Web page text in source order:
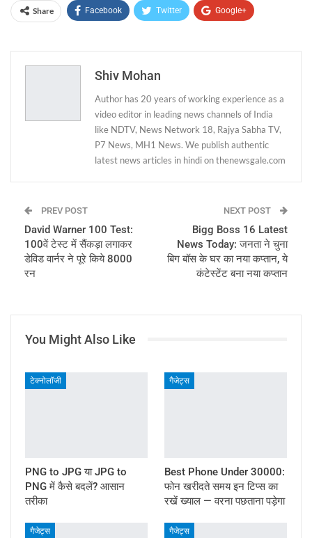
Share Facebook Twitter Google+
Email
Shiv Mohan
Author has 20 years of working experience as a
video editor in leading news channels of India
like NDTV, News Network 18, Rajya Sabha TV,
P7 News, MH1 News. We publish authentic
latest news articles in hindi on thenewsgale.com
PREV POST
David Warner 100 Test:
100वें टेस्ट में सैंकड़ा लगाकर
डेविड वार्नर ने पूरे किये 8000
रन
NEXT POST
Bigg Boss 16 Latest
News Today: जनता ने चुना
बिग बॉस के घर का नया कप्तान, ये
कंटेस्टेंट बना नया कप्तान
You Might Also Like
टेक्नोलॉजी
PNG to JPG या JPG to
PNG में कैसे बदलें? आसान
तरीका
गैजेट्स
Best Phone Under 30000:
फोन खरीदते समय इन टिप्स का
रखें ख्याल — वरना पछताना पड़ेगा
गैजेट्स गैजेट्स